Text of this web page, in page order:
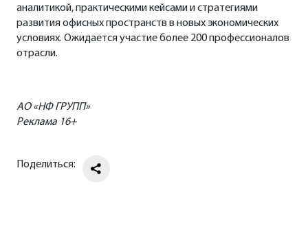
аналитикой, практическими кейсами и стратегиями
развития офисных пространств в новых экономических
условиях. Ожидается участие более 200 профессионалов
отрасли.
АО «НФ ГРУПП»
Реклама 16+
Алексей Артемов,
председатель правительства ГК «ИТЭЛМА»
(ND GROUP),
Дмитрий Полевой, директор по инвестициям
Поделиться: